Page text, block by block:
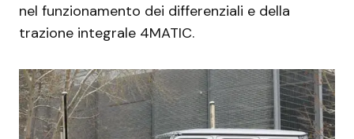
nel funzionamento dei differenziali e della
trazione integrale 4MATIC.